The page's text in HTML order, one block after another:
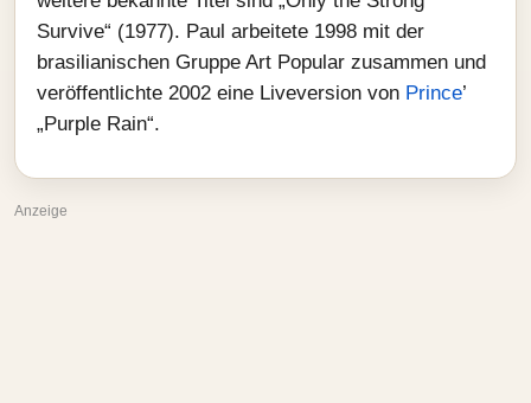
Survive“ (1977). Paul arbeitete 1998 mit der
brasilianischen Gruppe Art Popular zusammen und
veröffentlichte 2002 eine Liveversion von Prince’
„Purple Rain“.
Anzeige